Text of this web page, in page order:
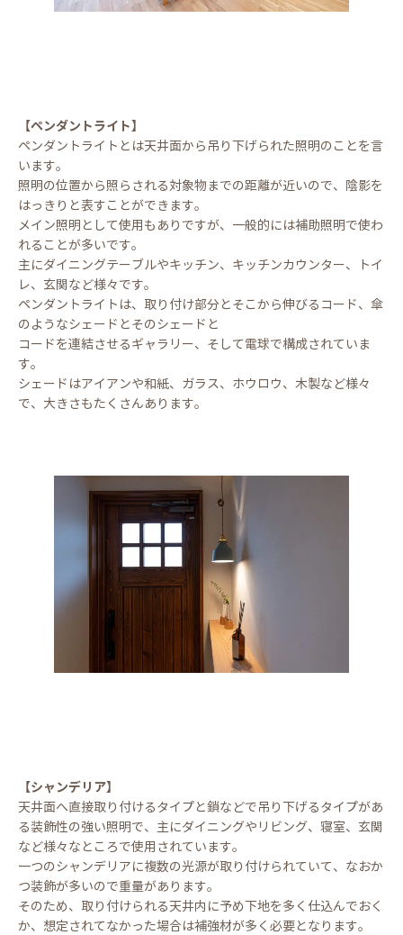
【ペンダントライト】
ペンダントライトとは天井面から吊り下げられた照明のことを言
います。
照明の位置から照らされる対象物までの距離が近いので、陰影を
はっきりと表すことができます。
メイン照明として使用もありですが、一般的には補助照明で使わ
れることが多いです。
主にダイニングテーブルやキッチン、キッチンカウンター、トイ
レ、玄関など様々です。
ペンダントライトは、取り付け部分とそこから伸びるコード、傘
のようなシェードとそのシェードと
コードを連結させるギャラリー、そして電球で構成されていま
す。
シェードはアイアンや和紙、ガラス、ホウロウ、木製など様々
で、大きさもたくさんあります。
【シャンデリア】
天井面へ直接取り付けるタイプと鎖などで吊り下げるタイプがあ
る装飾性の強い照明で、主にダイニングやリビング、寝室、玄関
など様々なところで使用されています。
一つのシャンデリアに複数の光源が取り付けられていて、なおか
つ装飾が多いので重量があります。
そのため、取り付けられる天井内に予め下地を多く仕込んでおく
か、想定されてなかった場合は補強材が多く必要となります。